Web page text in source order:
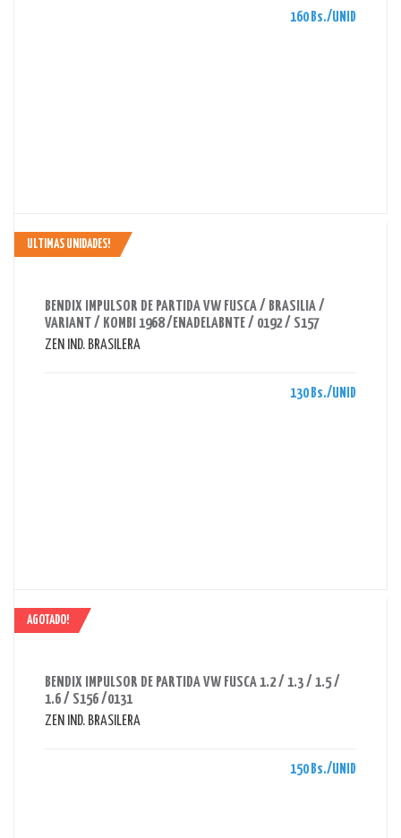
160 Bs./UNID
ULTIMAS UNIDADES!
BENDIX IMPULSOR DE PARTIDA VW FUSCA / BRASILIA /
VARIANT / KOMBI 1968 /ENADELABNTE / 0192 / S157
ZEN IND. BRASILERA
130 Bs./UNID
AGOTADO!
BENDIX IMPULSOR DE PARTIDA VW FUSCA 1.2 / 1.3 / 1.5 /
1.6 / S156 /0131
ZEN IND. BRASILERA
150 Bs./UNID